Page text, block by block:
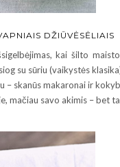
DŽIŪVĖSĖLIAIS
kai šilto
su sūriu (vaikystės
– skanūs makaronai ir
mačiau savo akimis – bet